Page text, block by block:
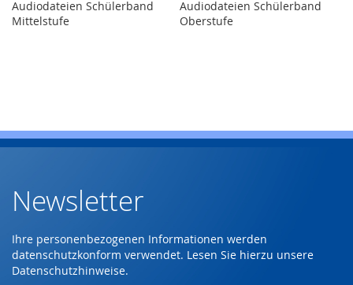
Audiodateien Schülerband
Mittelstufe
Audiodateien Schülerband
Oberstufe
Newsletter
Ihre personenbezogenen Informationen werden
datenschutzkonform verwendet. Lesen Sie hierzu unsere
Datenschutzhinweise.